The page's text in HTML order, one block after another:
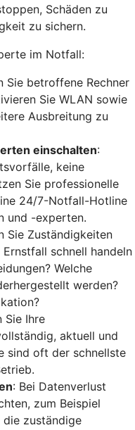
Schäden zu
zu sichern.
im Notfall:
Sie betroffene Rechner
Sie WLAN sowie
Ausbreitung zu
einschalten:
keine
Sie professionelle
24/7-Notfall-Hotline
und -experten.
Sie Zuständigkeiten
schnell handeln
Welche
werden?
Sie Ihre
aktuell und
sind oft der schnellste
: Bei Datenverlust
zum Beispiel
die zuständige